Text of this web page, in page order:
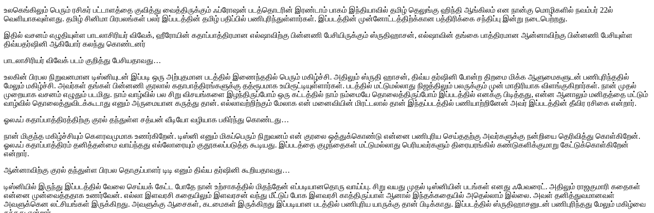
உலகெங்கிலும் பெரும் ரசிகர் பட்டாளத்தை குவித்து வைத்திருக்கும் ஃப்ரோஷன் படத்தொடரின் இரண்டாம் பாகம் இந்தியாவில் தமிழ் தெலுங்கு ஹிந்தி ஆங்கிலம் என நான்கு மொழிகளில் நவம்பர் 22ல்
வெளியாகவுள்ளது. தமிழ் சினிமா பிரபலங்கள் பலர் இப்படத்தின் தமிழ் பதிப்பில் பணிபுரிந்துள்ளார்கள். இப்படத்தின் முன்னோட்டத்திற்க்கான பத்திரிக்கை சந்திப்பு இன்று நடைபெற்றது.
இதில் வசனம் எழுதியுள்ள பாடலாசிரியர் விவேக், ஹீரோயின் கதாப்பாத்திரமான எல்ஷாவிற்கு பின்னணி பேசியிருக்கும் ஸ்ருதிஹாசன், எல்ஷாவின் தங்கை பாத்திரமான ஆன்னாவிற்கு பின்னணி பேசியுள்ள
திவ்யதர்ஷினி ஆகியோர் கலந்து கொண்டனர்
பாடலாசிரியர் விவேக் படம் குறித்து பேசியதாவது…
உலகின் பிரபல நிறுவனமான டிஸ்னியுடன் இப்படி ஒரு அற்புதமான படத்தில் இணைந்ததில் பெரும் மகிழ்ச்சி. அதிலும் ஸ்ருதி ஹாசன், திவ்ய தர்ஷினி போன்ற திறமை மிக்க ஆளுமைகளுடன் பணிபுரிந்ததில்
மேலும் மகிழ்ச்சி. அவர்கள் தங்கள் பின்னணி குரலால் கதாபாத்திரங்களுக்கு தத்ரூபமாக உயிரூட்டியுள்ளார்கள். படத்தில் மட்டுமல்லாது நிஜத்திலும் பலருக்கும் முன் மாதிரியாக விளங்குகிறார்கள். நான் முதல்
முறையாக வசனம் எழுதும் படமிது. நாம் வாழ்வில் பல சிறு விசயங்களை இழந்திருப்போம் ஒரு கட்டத்தில் நாம் நம்மையே தொலைத்திருப்போம் இப்படத்தில் எனக்கு பிடித்தது, என்ன ஆனாலும் மனிதத்தை மட்டும்
வாழ்வில் தொலைத்துவிடக்கூடாது எனும் அருமையான கருத்து தான். எல்லாவற்றிற்கும் மேலாக என் மனைவியின் மிரட்டலால் தான் இந்தப்படத்தில் பணியாற்றினேன் அவர் இப்படத்தின் தீவிர ரசிகை என்றார்.
ஓலஃப் கதாப்பாத்திரத்திற்கு குரல் தந்துள்ள சத்யன் வீடியோ வழியாக பகிர்ந்து கொண்டது…
நான் மிகுந்த மகிழ்ச்சியும் கௌரவமுமாக உணர்கிறேன். டிஸ்னி எனும் மிகப்பெரும் நிறுவனம் என் குரலை ஒத்துக்கொண்டு என்னை பணிபுரிய செய்ததற்கு அவர்களுக்கு நன்றியை தெரிவித்து கொள்கிறேன்.
ஓலஃப் கதாப்பாத்திரம் தனித்தன்மை வாய்ந்தது எல்லோரையும் குதூகலப்படுத்த கூடியது. இப்படத்தை குழந்தைகள் மட்டுமல்லாது பெரியவர்களும் திரையரங்கில் கண்டுகளிக்குமாறு கேட்டுக்கொள்கிறேன்
என்றார்.
ஆன்னாவிற்கு குரல் தந்துள்ள பிரபல தொகுப்பாளர் டிடி எனும் திவ்ய தர்ஷினி கூறியதாவது…
டிஸ்னியில் இருந்து இப்படத்தில் வேலை செய்யக் கேட்ட போதே நான் உற்சாகத்தில் மிதந்தேன் எப்படியானதொரு வாய்ப்பு. சிறு வயது முதல் டிஸ்னியின் படங்கள் எனது ஃபேவரைட். அதிலும் ராஜகுமாரி கதைகள்
என்னை முன்வைத்ததாக உணர்வேன். எல்லா இளவரசி கதையிலும் இளவரசன் வந்து மீட்டுப் போக இளவரசி காத்திருப்பாள் ஆனால் இந்தக்கதையில் அதெல்லாம் இல்லை. அவள் தனித்துவமானவள்
அவளுக்கென லட்சியங்கள் இருக்கிறது. அவளுக்கு ஆசைகள், கடமைகள் இருக்கிறது இப்படியான படத்தில் பணிபுரிய யாருக்கு தான் பிடிக்காது. இப்படத்தில் ஸ்ருதிஹாசனுடன் பணிபுரிந்தது மேலும் மகிழ்வை